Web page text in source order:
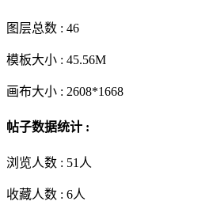
图层总数 : 46
模板大小 : 45.56M
画布大小 : 2608*1668
帖子数据统计 :
浏览人数 : 51人
收藏人数 : 6人